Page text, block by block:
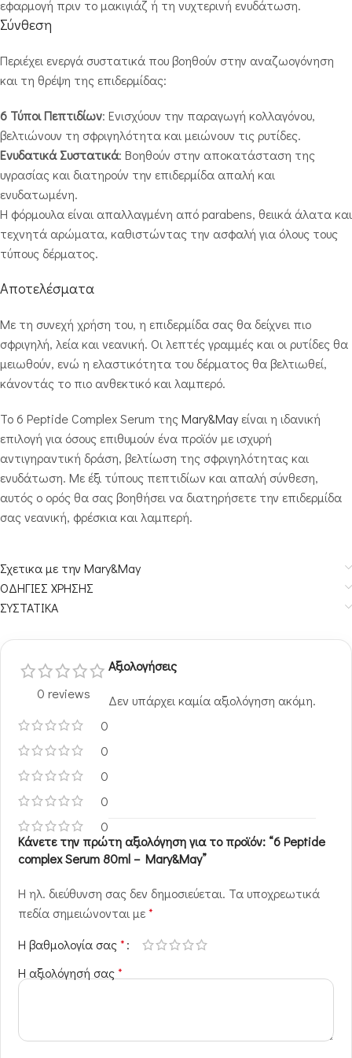
εφαρμογή πριν το μακιγιάζ ή τη νυχτερινή ενυδάτωση.
Σύνθεση
Περιέχει ενεργά συστατικά που βοηθούν στην αναζωογόνηση
και τη θρέψη της επιδερμίδας:
6 Τύποι Πεπτιδίων: Ενισχύουν την παραγωγή κολλαγόνου,
βελτιώνουν τη σφριγηλότητα και μειώνουν τις ρυτίδες.
Ενυδατικά Συστατικά: Βοηθούν στην αποκατάσταση της
υγρασίας και διατηρούν την επιδερμίδα απαλή και
ενυδατωμένη.
Η φόρμουλα είναι απαλλαγμένη από parabens, θειικά άλατα και
τεχνητά αρώματα, καθιστώντας την ασφαλή για όλους τους
τύπους δέρματος.
Αποτελέσματα
Με τη συνεχή χρήση του, η επιδερμίδα σας θα δείχνει πιο
σφριγηλή, λεία και νεανική. Οι λεπτές γραμμές και οι ρυτίδες θα
μειωθούν, ενώ η ελαστικότητα του δέρματος θα βελτιωθεί,
κάνοντάς το πιο ανθεκτικό και λαμπερό.
Το 6 Peptide Complex Serum τηςMary&May είναι η ιδανική
επιλογή για όσους επιθυμούν ένα προϊόν με ισχυρή
αντιγηραντική δράση, βελτίωση της σφριγηλότητας και
ενυδάτωση. Με έξι τύπους πεπτιδίων και απαλή σύνθεση,
αυτός ο ορός θα σας βοηθήσει να διατηρήσετε την επιδερμίδα
σας νεανική, φρέσκια και λαμπερή.
Σχετικα με την Mary&May
ΟΔΗΓΙΕΣ ΧΡΗΣΗΣ
ΣΥΣΤΑΤΙΚΑ
0 reviews
0
0
0
0
0
Αξιολογήσεις
Δεν υπάρχει καμία αξιολόγηση ακόμη.
Κάνετε την πρώτη αξιολόγηση για το προϊόν: “6 Peptide
complex Serum 80ml – Mary&May”
Η ηλ. διεύθυνση σας δεν δημοσιεύεται. Τα υποχρεωτικά
πεδία σημειώνονται με*
Η βαθμολογία σας*
Η αξιολόγησή σας*